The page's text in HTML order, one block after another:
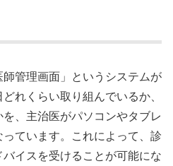
管理画面」というシステムが
れくらい取り組んでいるか、
、主治医がパソコンやタブレ
ています。これによって、診
イスを受けることが可能にな